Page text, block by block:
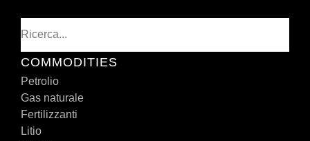
COMMODITIES
Petrolio
Gas naturale
Fertilizzanti
Litio